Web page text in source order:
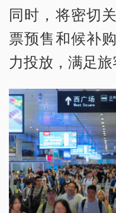
同时，将密切
票预售和候补
力投放，满足旅